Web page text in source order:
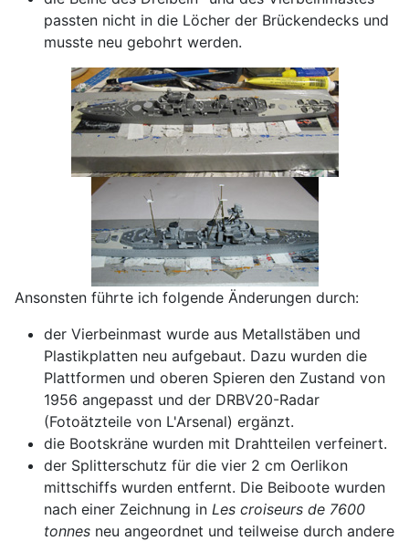
passten nicht in die Löcher der Brückendecks und
musste neu gebohrt werden.
Ansonsten führte ich folgende Änderungen durch:
der Vierbeinmast wurde aus Metallstäben und
Plastikplatten neu aufgebaut. Dazu wurden die
Plattformen und oberen Spieren den Zustand von
1956 angepasst und der DRBV20-Radar
(Fotoätzteile von L'Arsenal) ergänzt.
die Bootskräne wurden mit Drahtteilen verfeinert.
der Splitterschutz für die vier 2 cm Oerlikon
mittschiffs wurden entfernt. Die Beiboote wurden
nach einer Zeichnung in Les croiseurs de 7600
tonnes neu angeordnet und teilweise durch andere